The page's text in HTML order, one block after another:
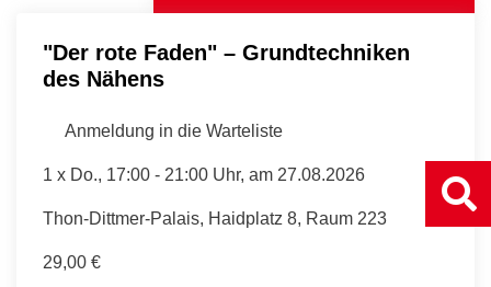
"Der rote Faden" – Grundtechniken
des Nähens
Anmeldung in die Warteliste
1 x Do., 17:00 - 21:00 Uhr, am 27.08.2026
Thon-Dittmer-Palais, Haidplatz 8, Raum 223
29,00 €